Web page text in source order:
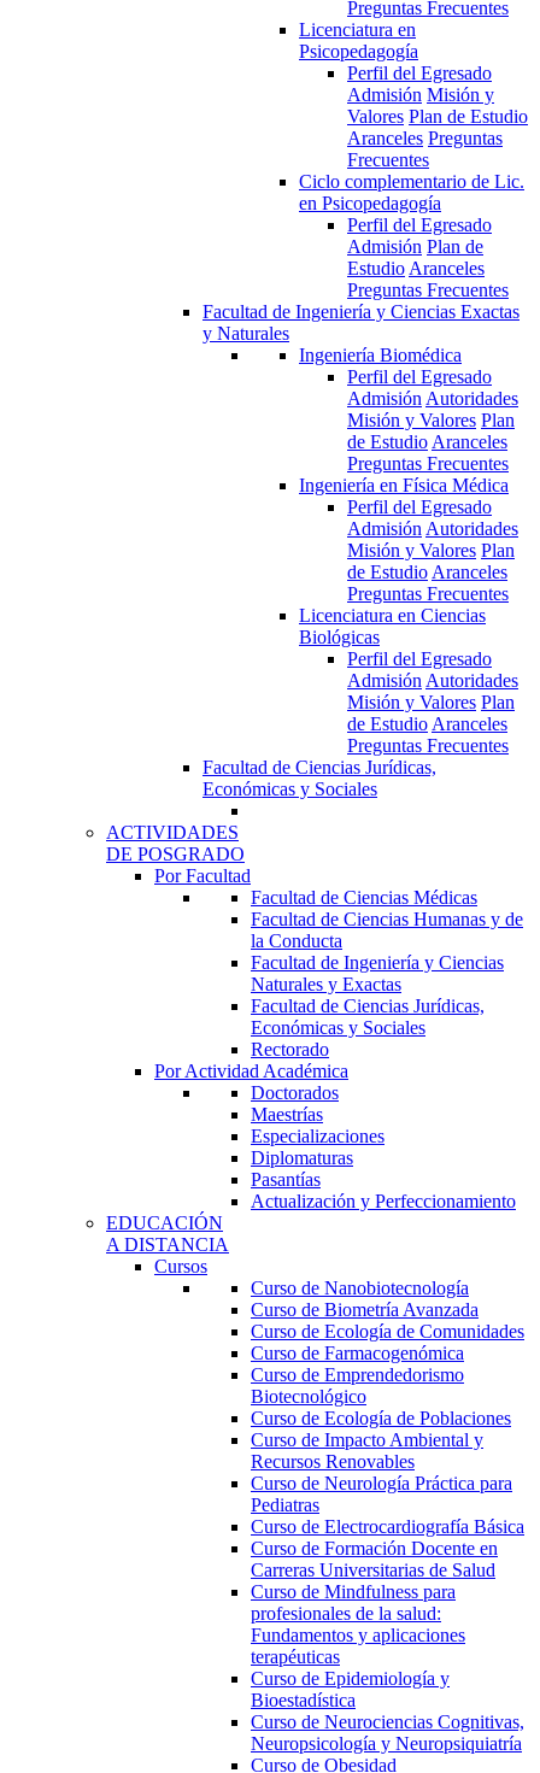
Preguntas Frecuentes
Licenciatura en
Psicopedagogía
Perfil del Egresado
Admisión Misión y
Valores Plan de Estudio
Aranceles Preguntas
Frecuentes
Ciclo complementario de Lic.
en Psicopedagogía
Perfil del Egresado
Admisión Plan de
Estudio Aranceles
Preguntas Frecuentes
Facultad de Ingeniería y Ciencias Exactas
y Naturales
Ingeniería Biomédica
Perfil del Egresado
Admisión Autoridades
Misión y Valores Plan
de Estudio Aranceles
Preguntas Frecuentes
Ingeniería en Física Médica
Perfil del Egresado
Admisión Autoridades
Misión y Valores Plan
de Estudio Aranceles
Preguntas Frecuentes
Licenciatura en Ciencias
Biológicas
Perfil del Egresado
Admisión Autoridades
Misión y Valores Plan
de Estudio Aranceles
Preguntas Frecuentes
Facultad de Ciencias Jurídicas,
Económicas y Sociales
ACTIVIDADES
DE POSGRADO
Por Facultad
Facultad de Ciencias Médicas
Facultad de Ciencias Humanas y de
la Conducta
Facultad de Ingeniería y Ciencias
Naturales y Exactas
Facultad de Ciencias Jurídicas,
Económicas y Sociales
Rectorado
Por Actividad Académica
Doctorados
Maestrías
Especializaciones
Diplomaturas
Pasantías
Actualización y Perfeccionamiento
EDUCACIÓN
A DISTANCIA
Cursos
Curso de Nanobiotecnología
Curso de Biometría Avanzada
Curso de Ecología de Comunidades
Curso de Farmacogenómica
Curso de Emprendedorismo
Biotecnológico
Curso de Ecología de Poblaciones
Curso de Impacto Ambiental y
Recursos Renovables
Curso de Neurología Práctica para
Pediatras
Curso de Electrocardiografía Básica
Curso de Formación Docente en
Carreras Universitarias de Salud
Curso de Mindfulness para
profesionales de la salud:
Fundamentos y aplicaciones
terapéuticas
Curso de Epidemiología y
Bioestadística
Curso de Neurociencias Cognitivas,
Neuropsicología y Neuropsiquiatría
Curso de Obesidad